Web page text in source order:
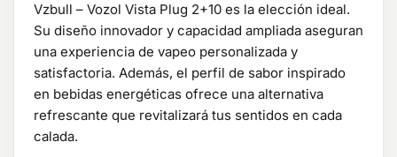
Vzbull – Vozol Vista Plug 2+10 es la elección ideal.
Su diseño innovador y capacidad ampliada aseguran
una experiencia de vapeo personalizada y
satisfactoria. Además, el perfil de sabor inspirado
en bebidas energéticas ofrece una alternativa
refrescante que revitalizará tus sentidos en cada
calada.